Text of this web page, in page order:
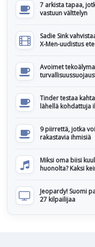
7 arkista tapaa,
vastuun välttelyn
Sadie Sink
X-Men-uudistus
Avoimet
Tinder testaa
lähellä kohdattuja
9 piirrettä, jotka
rakastavia ihmisiä
Miksi oma biisi
huonolta? Kaksi
Jeopardy! Suomi
27 kilpailijaa